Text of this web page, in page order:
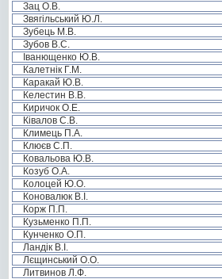
Зац О.В.
Звягільський Ю.Л.
Зубець М.В.
Зубов В.С.
Іванющенко Ю.В.
Калетнік Г.М.
Каракай Ю.В.
Келестин В.В.
Киричок О.Е.
Ківалов С.В.
Климець П.А.
Клюєв С.П.
Ковальова Ю.В.
Козуб О.А.
Колоцей Ю.О.
Коновалюк В.І.
Корж П.П.
Кузьменко П.П.
Кунченко О.П.
Ландік В.І.
Лєщинський О.О.
Литвинов Л.Ф.